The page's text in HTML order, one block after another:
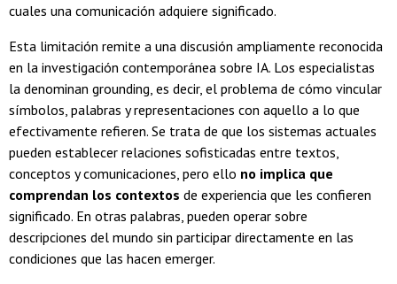
cuales una comunicación adquiere significado.
Esta limitación remite a una discusión ampliamente reconocida
en la investigación contemporánea sobre IA. Los especialistas
la denominan grounding, es decir, el problema de cómo vincular
símbolos, palabras y representaciones con aquello a lo que
efectivamente refieren. Se trata de que los sistemas actuales
pueden establecer relaciones sofisticadas entre textos,
conceptos y comunicaciones, pero ello no implica que
comprendan los contextos de experiencia que les confieren
significado. En otras palabras, pueden operar sobre
descripciones del mundo sin participar directamente en las
condiciones que las hacen emerger.